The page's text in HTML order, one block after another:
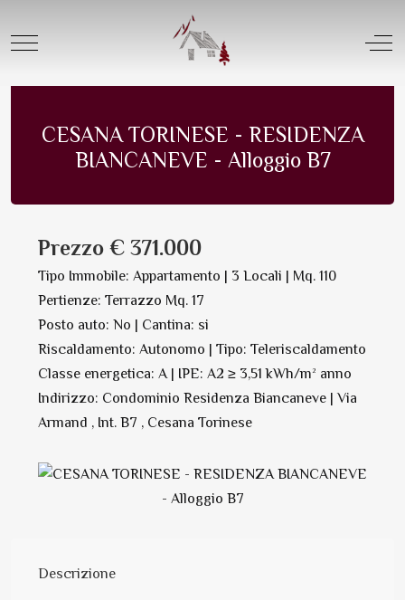
Mobile Menu Toggle Off-
Appartamento in Vendita | N. 9467
CESANA TORINESE - RESIDENZA
BIANCANEVE - Alloggio B7
Prezzo € 371.000
Tipo Immobile: Appartamento | 3 Locali | Mq. 110
Pertienze: Terrazzo Mq. 17
Posto auto: No | Cantina: si
Riscaldamento: Autonomo | Tipo: Teleriscaldamento
Classe energetica: A | IPE: A2 ≥ 3,51 kWh/m² anno
Indirizzo: Condominio Residenza Biancaneve | Via
Armand , Int. B7 , Cesana Torinese
Descrizione